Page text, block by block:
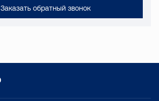
Заказать обратный звонок